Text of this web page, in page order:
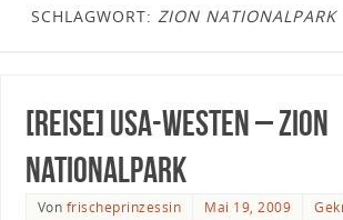
SCHLAGWORT: ZION NATIONALPARK
[Reise] USA-Westen – Zion
Nationalpark
Von frischeprinzessin Mai 19, 2009